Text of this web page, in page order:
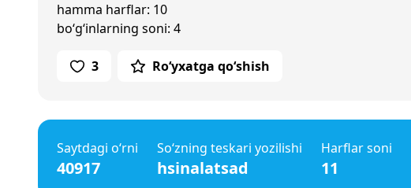
hamma harflar: 10
bo‘g‘inlarning soni: 4
3 Ro‘yxatga qo‘shish
Saytdagi o‘rni
40917
So‘zning teskari yozilishi
hsinalatsad
Harflar soni
11